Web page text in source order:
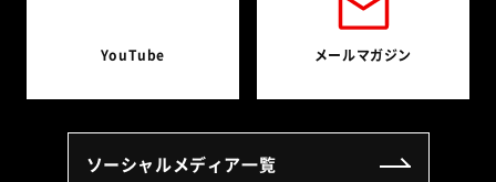
YouTube メールマガジン
ソーシャルメディア一覧（別ウィンドウで開く）